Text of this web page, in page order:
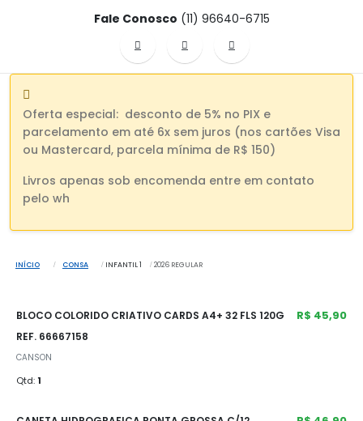
Fale Conosco (11) 96640-6715
Oferta especial: desconto de 5% no PIX e
parcelamento em até 6x sem juros (nos cartões Visa
ou Mastercard, parcela mínima de R$ 150)
Livros apenas sob encomenda entre em contato
pelo wh
INÍCIO CONSA INFANTIL 1 2026 REGULAR
BLOCO COLORIDO CRIATIVO CARDS A4+ 32 FLS 120G
REF. 66667158
CANSON
Qtd: 1
R$ 45,90